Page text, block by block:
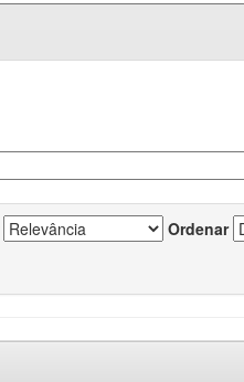
Ordenar